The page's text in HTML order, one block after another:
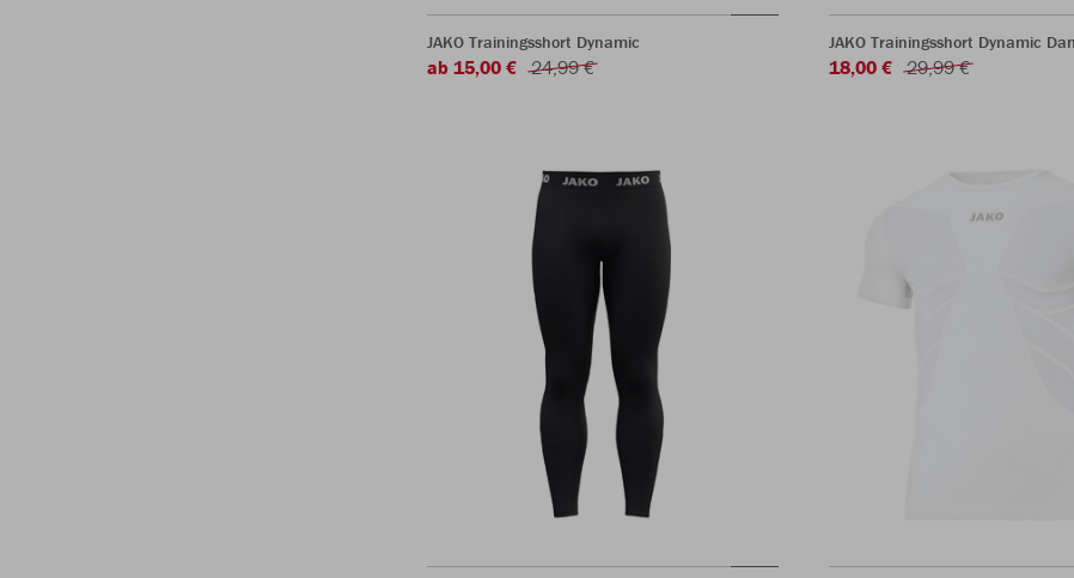
JAKO Trainingsshort Dynamic
ab 15,00 € 24,99 €
JAKO Trainingsshort Dynamic
18,00 € 29,99 €